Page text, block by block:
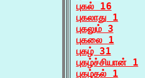
புகல் 16
புகலாது 1
புகலும் 3
புகலை 1
புகழ் 31
புகழ்ச்சியான் 1
புகழ்தல் 1